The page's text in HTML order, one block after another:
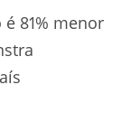
81% menor